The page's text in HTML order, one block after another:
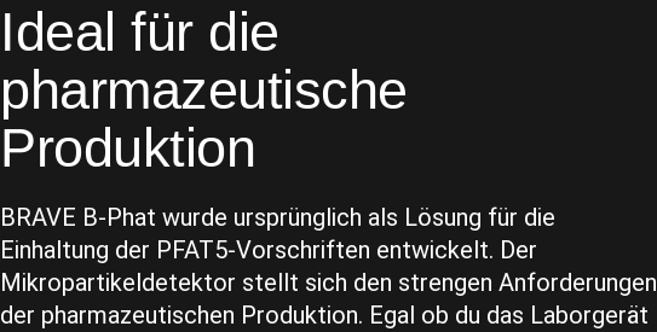
Ideal für die
pharmazeutische
Produktion
BRAVE B-Phat wurde ursprünglich als Lösung für die
Einhaltung der PFAT5-Vorschriften entwickelt. Der
Mikropartikeldetektor stellt sich den strengen Anforderungen
der pharmazeutischen Produktion. Egal ob du das Laborgerät